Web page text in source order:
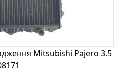
Mitsubishi Pajero 3.5